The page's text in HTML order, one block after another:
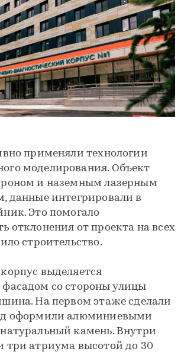
применяли технологии
моделирования. Объект
и наземным лазерным
данные интегрировали в
Это помогало
отклонения от проекта на всех
строительство.
выделяется
со стороны улицы
На первом этаже сделали
оформили алюминиевыми
камень. Внутри
три атриума высотой до 30